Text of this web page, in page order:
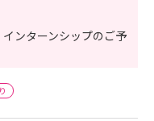
ンターンシップのご予